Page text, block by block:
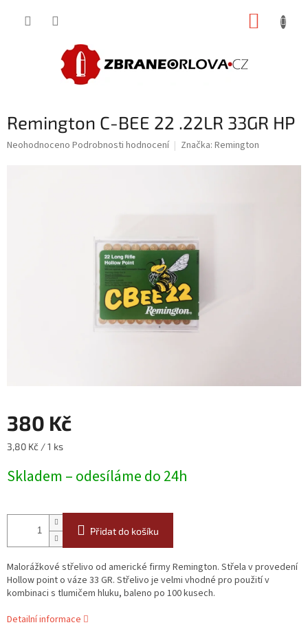
Remington C-BEE 22 .22LR 33GR HP
Průměrné
Neohodnoceno Podrobnosti hodnocení Značka: Remington
380 Kč
Měrná
3,80 Kč / 1 ks
Skladem – odesíláme do 24h
Přidat do košíku
Malorážkové střelivo od americké firmy Remington. Střela v provedení
Hollow point o váze 33 GR. Střelivo je velmi vhodné pro použití v
kombinaci s tlumičem hluku, baleno po 100 kusech.
Detailní informace